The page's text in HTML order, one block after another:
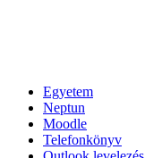
Egyetem
Neptun
Moodle
Telefonkönyv